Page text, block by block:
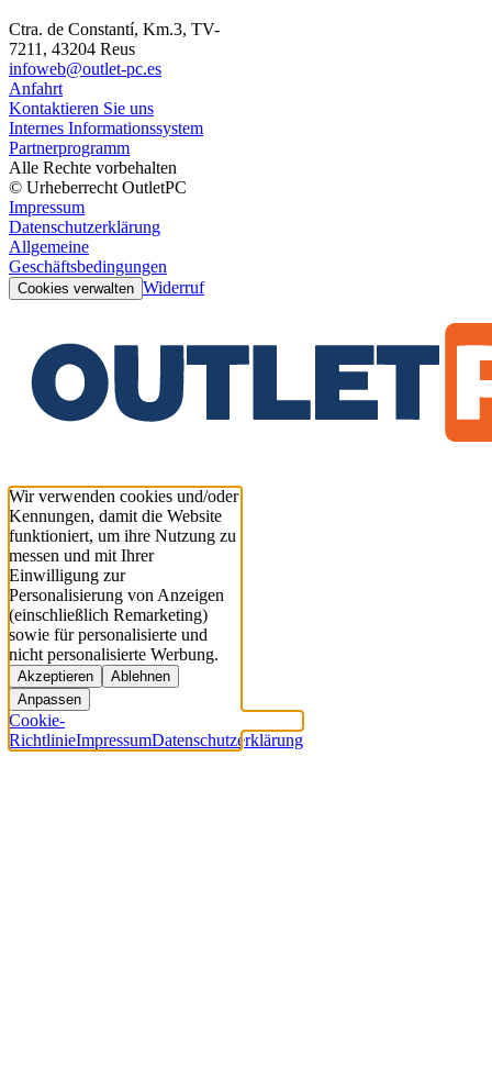
Ctra. de Constantí, Km.3, TV-
7211, 43204 Reus
infoweb@outlet-pc.es
Anfahrt
Kontaktieren Sie uns
Internes Informationssystem
Partnerprogramm
Alle Rechte vorbehalten
© Urheberrecht OutletPC
Impressum
Datenschutzerklärung
Allgemeine
Geschäftsbedingungen
Cookies verwalten Widerruf
Wir verwenden cookies und/oder
Kennungen, damit die Website
funktioniert, um ihre Nutzung zu
messen und mit Ihrer
Einwilligung zur
Personalisierung von Anzeigen
(einschließlich Remarketing)
sowie für personalisierte und
nicht personalisierte Werbung.
Akzeptieren
Ablehnen
Anpassen
Cookie-
RichtlinieImpressumDatenschutzerklärung